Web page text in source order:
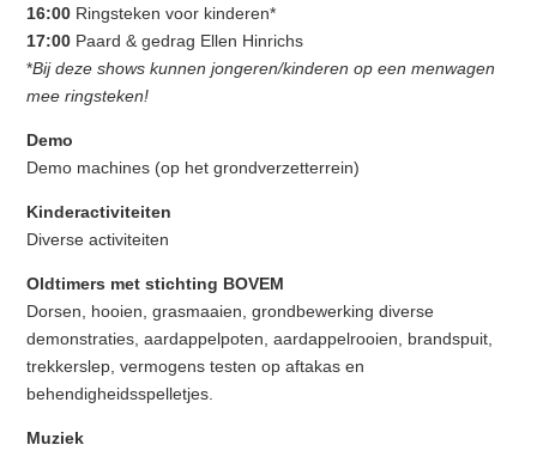
16:00 Ringsteken voor kinderen*
17:00 Paard & gedrag Ellen Hinrichs
*Bij deze shows kunnen jongeren/kinderen op een menwagen
mee ringsteken!
Demo
Demo machines (op het grondverzetterrein)
Kinderactiviteiten
Diverse activiteiten
Oldtimers met stichting BOVEM
Dorsen, hooien, grasmaaien, grondbewerking diverse
demonstraties, aardappelpoten, aardappelrooien, brandspuit,
trekkerslep, vermogens testen op aftakas en
behendigheidsspelletjes.
Muziek